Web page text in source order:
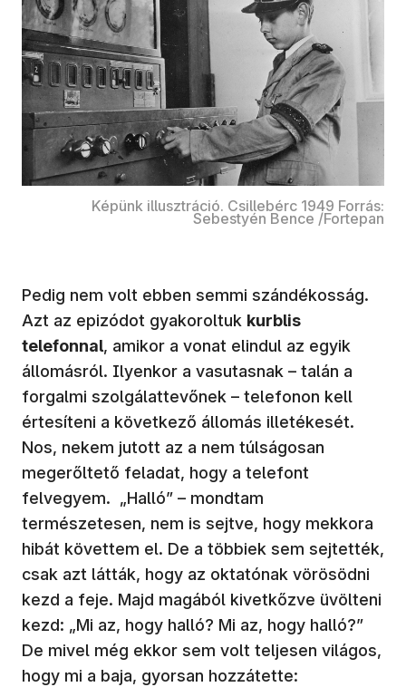
Képünk illusztráció. Csillebérc 1949 Forrás:
Sebestyén Bence /Fortepan
Pedig nem volt ebben semmi szándékosság.
Azt az epizódot gyakoroltuk kurblis
telefonnal, amikor a vonat elindul az egyik
állomásról. Ilyenkor a vasutasnak – talán a
forgalmi szolgálattevőnek – telefonon kell
értesíteni a következő állomás illetékesét.
Nos, nekem jutott az a nem túlságosan
megerőltető feladat, hogy a telefont
felvegyem. „Halló” – mondtam
természetesen, nem is sejtve, hogy mekkora
hibát követtem el. De a többiek sem sejtették,
csak azt látták, hogy az oktatónak vörösödni
kezd a feje. Majd magából kivetkőzve üvölteni
kezd: „Mi az, hogy halló? Mi az, hogy halló?”
De mivel még ekkor sem volt teljesen világos,
hogy mi a baja, gyorsan hozzátette: